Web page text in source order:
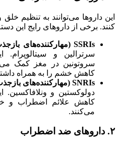
این داروها می‌توانند به
کنند. برخی از داروهای رایج این
SSRIs (مهارکننده‌های بازجذب سروتونین):
سرترالین و
سروتونین در مغز کمک
کاهش خشم را به همراه
SNRIs (مهارکننده‌های بازجذب سروتونین-نوراپی‌نفرین):
دولوکستین و ونلافاکسین.
کاهش علائم اضطراب و
می‌کنند.
۲. داروهای ضد اضطراب